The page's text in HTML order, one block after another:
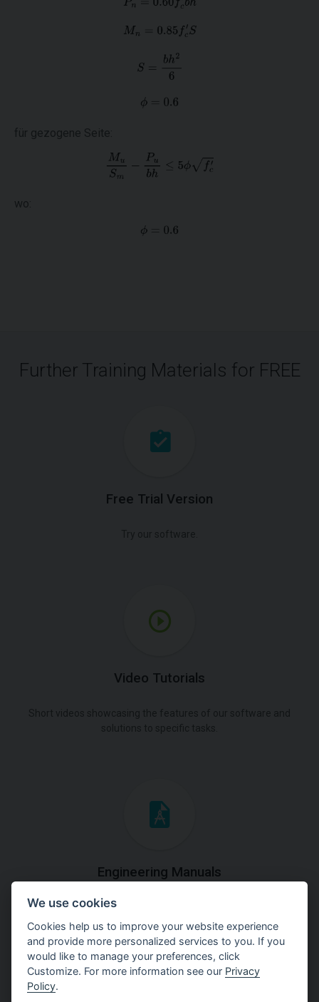
für gezogene Seite:
wo:
Further Training Materials for FREE
Free Trial Version
Video Tutorials
Engineering Manuals
Step by steps guides on how
to solve a specific tasks.
We use cookies
Cookies help us to improve your website experience
and provide more personalized services to you. If you
would like to manage your preferences, click
Customize. For more information see our Privacy
Policy.